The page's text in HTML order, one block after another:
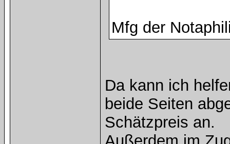
Mfg der
Da kann ich
beide Seiten
Schätzpreis an.